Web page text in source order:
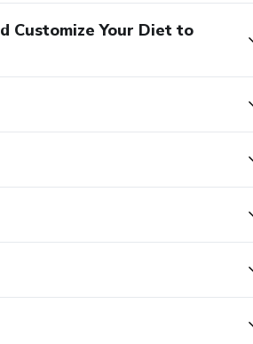
Customize Your Diet to